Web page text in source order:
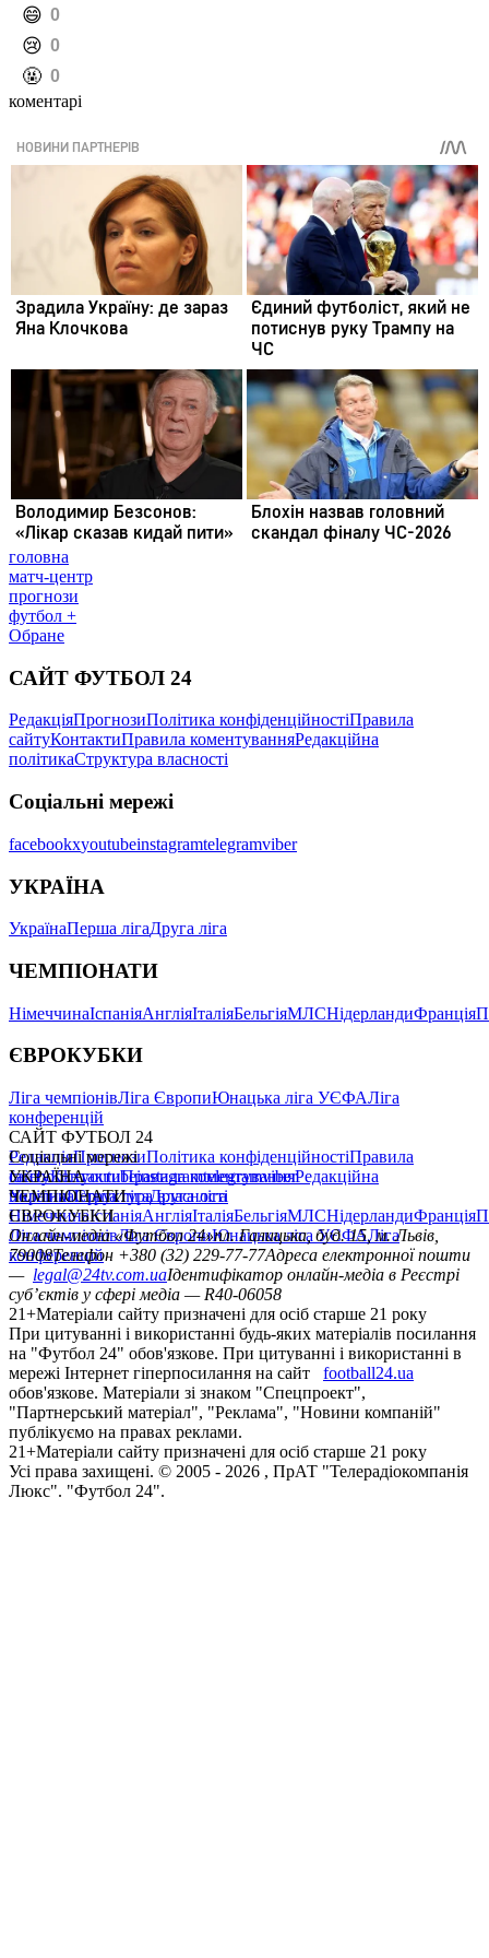
️😄 0
️😢 0
️🤬 0
коментарі
головна
матч-центр
прогнози
футбол +
Обране
САЙТ ФУТБОЛ 24
РедакціяПрогнозиПолітика конфіденційностіПравила
сайтуКонтактиПравила коментуванняРедакційна
політикаСтруктура власності
Соціальні мережі
facebookxyoutubeinstagramtelegramviber
УКРАЇНА
УкраїнаПерша лігаДруга ліга
ЧЕМПІОНАТИ
НімеччинаІспаніяАнгліяІталіяБельгіяМЛСНідерландиФранція
ЄВРОКУБКИ
Ліга чемпіонівЛіга ЄвропиЮнацька ліга УЄФАЛіга
конференцій
САЙТ ФУТБОЛ 24
РедакціяПрогнозиПолітика конфіденційностіПравила
сайтуКонтактиПравила коментуванняРедакційна
політикаСтруктура власності
Соціальні мережі
facebookxyoutubeinstagramtelegramviber
УКРАЇНА
УкраїнаПерша лігаДруга ліга
ЧЕМПІОНАТИ
НімеччинаІспаніяАнгліяІталіяБельгіяМЛСНідерландиФранція
ЄВРОКУБКИ
Ліга чемпіонівЛіга ЄвропиЮнацька ліга УЄФАЛіга
конференцій
Онлайн-медіа «Футбол 24»пл. Галицька, буд. 15, м. Львів,
79008Телефон +380 (32) 229-77-77Адреса електронної пошти
— legal@24tv.com.uaІдентифікатор онлайн-медіа в Реєстрі
суб’єктів у сфері медіа — R40-06058
21+Матеріали сайту призначені для осіб старше 21 року
При цитуванні і використанні будь-яких матеріалів посилання
на "Футбол 24" обов'язкове. При цитуванні і використанні в
мережі Інтернет гіперпосилання на сайт
football24.ua
обов'язкове. Матеріали зі знаком "Спецпроект",
"Партнерський матеріал", "Реклама", "Новини компаній"
публікуємо на правах реклами.
21+Матеріали сайту призначені для осіб старше 21 року
Усi права захищенi. © 2005 - 2026 , ПрАТ "Телерадіокомпанія
Люкс". "Футбол 24".